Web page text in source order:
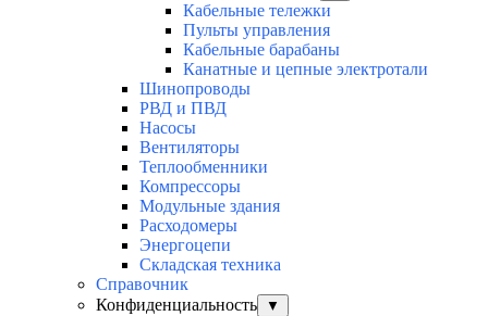
Кабельные тележки
Пульты управления
Кабельные барабаны
Канатные и цепные электротали
Шинопроводы
РВД и ПВД
Насосы
Вентиляторы
Теплообменники
Компрессоры
Модульные здания
Расходомеры
Энергоцепи
Складская техника
Справочник
Конфиденциальность
▼